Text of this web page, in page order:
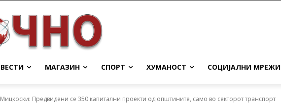
ВЕСТИ МАГАЗИН СПОРТ ХУМАНОСТ СОЦИЈАЛНИ МРЕЖИ
Мицкоски: Предвидени се 350 капитални проекти од општините, само во секторот транспорт